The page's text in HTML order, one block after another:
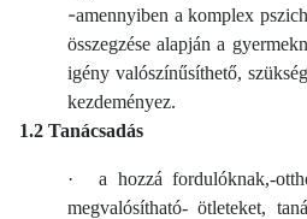
-amennyiben a komplex
összegzése alapján a
igény valószínűsíthető,
kezdeményez.
1.2 Tanácsadás
·
a hozzá fordulóknak,-
megvalósítható- ötleteket,